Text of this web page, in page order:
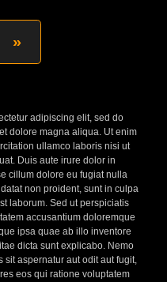
»
adipiscing elit, sed do
dolore magna aliqua. Ut enim
ullamco laboris nisi ut
Duis aute irure dolor in
cillum dolore eu fugiat nulla
non proident, sunt in culpa
laborum. Sed ut perspiciatis
accusantium doloremque
ipsa quae ab illo inventore
dicta sunt explicabo. Nemo
aspernatur aut odit aut fugit,
eos qui ratione voluptatem